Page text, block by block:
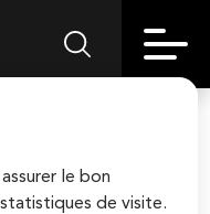
le bon
de visite.
Skip to
site map
principalRechercher sur